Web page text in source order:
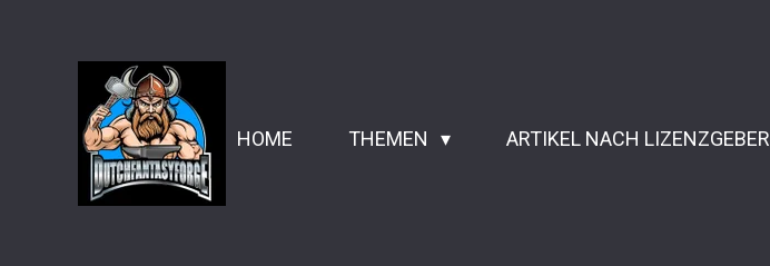
Hauptinhalt
HOME THEMEN ARTIKEL NACH LIZENZGEBER